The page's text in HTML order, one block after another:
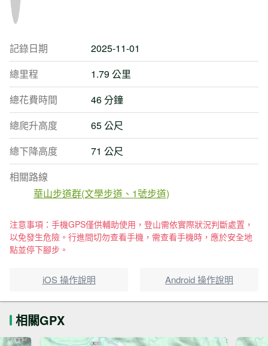
記錄日期
2025-11-01
總里程
1.79 公里
總花費時間
46 分鐘
總爬升高度
65 公尺
總下降高度
71 公尺
相關路線
華山步道群(文學步道、1號步道)
注意事項：手機GPS僅供輔助使用，登山需依實際狀況判斷處置，
以免發生危險。行進間切勿查看手機，需查看手機時，應於安全地
點並停下腳步。
iOS 操作說明 Android 操作說明
相關GPX